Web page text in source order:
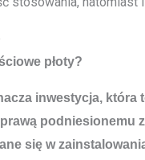
płoty?
inwestycja,
się w